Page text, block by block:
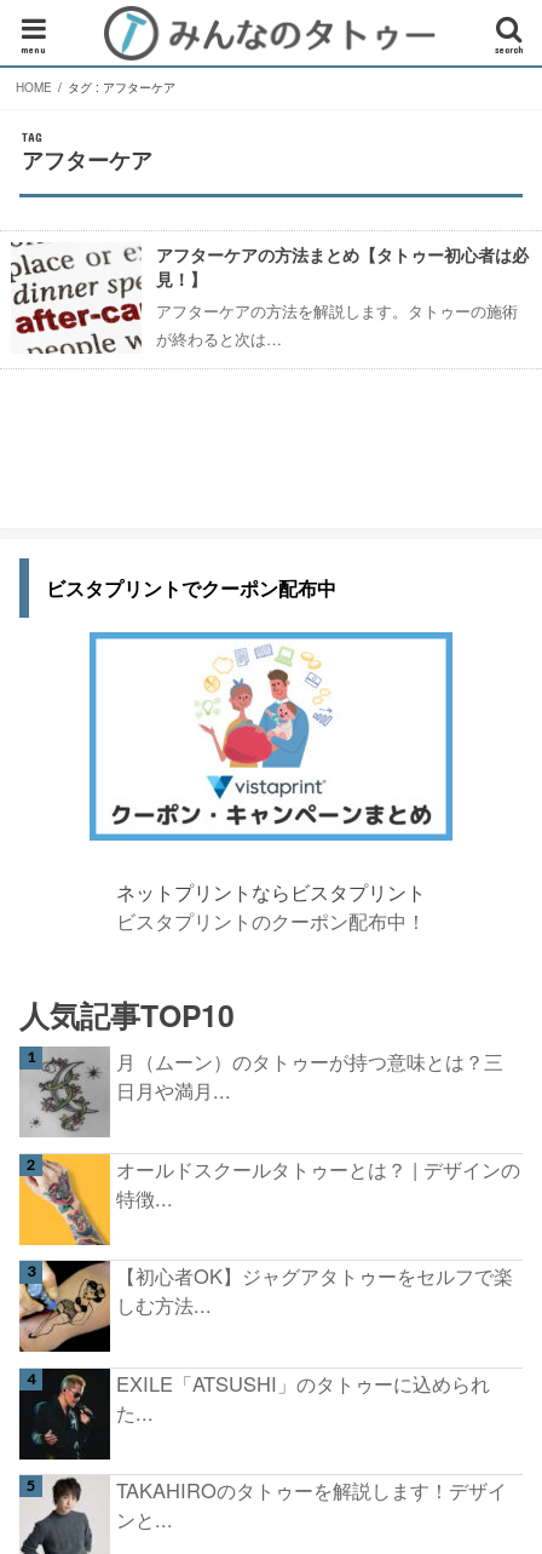
search
menu
HOME タグ : アフターケア
TAG
アフターケア
アフターケアの方法まとめ【タトゥー初心者は必
見！】
アフターケアの方法を解説します。タトゥーの施術
が終わると次は…
ビスタプリントでクーポン配布中
ネットプリントならビスタプリント
ビスタプリントのクーポン配布中！
人気記事TOP10
月（ムーン）のタトゥーが持つ意味とは？三
日月や満月...
オールドスクールタトゥーとは？ | デザインの
特徴...
【初心者OK】ジャグアタトゥーをセルフで楽
しむ方法...
EXILE「ATSUSHI」のタトゥーに込められ
た...
TAKAHIROのタトゥーを解説します！デザイ
ンと...